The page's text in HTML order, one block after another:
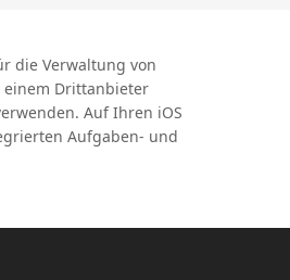
die Verwaltung von
einem Drittanbieter
Auf Ihren iOS
Aufgaben- und